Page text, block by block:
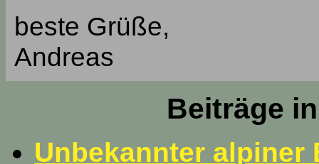
beste Grüße,
Andreas
Beiträge
Unbekannter alpiner